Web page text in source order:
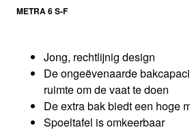
METRA 6 S-F
Jong, rechtlijnig design
De ongeëvenaarde
ruimte om de vaat te doen
De extra bak biedt een hoge
Spoeltafel is omkeerbaar